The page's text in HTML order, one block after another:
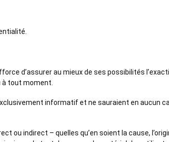
d’assurer au mieux de ses possibilités
à tout moment.
informatif et ne sauraient en aucun
ou indirect – quelles qu’en soient la cause,